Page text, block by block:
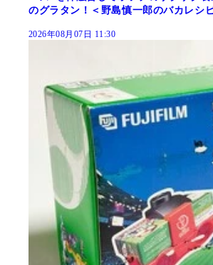
のグラタン！＜野島慎一郎のバカレシ
2026年08月07日 11:30